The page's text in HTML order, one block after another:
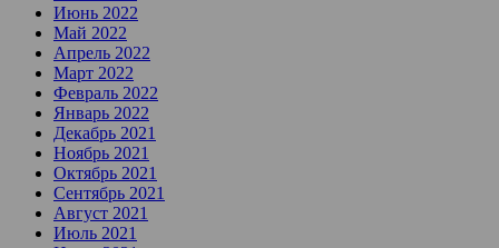
Июнь 2022
Май 2022
Апрель 2022
Март 2022
Февраль 2022
Январь 2022
Декабрь 2021
Ноябрь 2021
Октябрь 2021
Сентябрь 2021
Август 2021
Июль 2021